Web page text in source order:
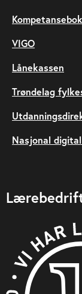
VIGO
Lånekassen
Trøndelag
Nasjonal